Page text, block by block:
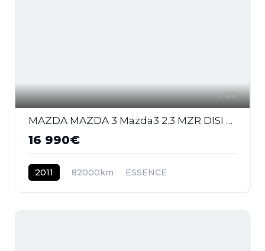
29
MAZDA MAZDA 3 Mazda3 2.3 MZR DISI Turbo - 260 2009 BERLINE MPS PHASE 1
16 990€
2011 82000km ESSENCE